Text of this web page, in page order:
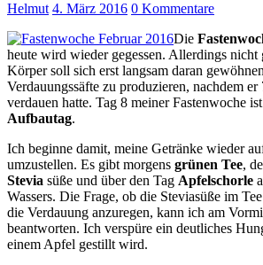
Helmut 4. März 2016 0 Kommentare
Die
heute wird wieder gegessen. Allerdings
Körper soll sich erst langsam daran
Verdauungssäfte zu produzieren, nachdem
verdauen hatte. Tag 8 meiner Fastenwoche
Aufbautag.
Ich beginne damit, meine Getränke wieder
umzustellen. Es gibt morgens grünen Tee,
Stevia süße und über den Tag Apfelschorle
Wassers. Die Frage, ob die Steviasüße im
die Verdauung anzuregen, kann ich am
beantworten. Ich verspüre ein deutliches
einem Apfel gestillt wird.